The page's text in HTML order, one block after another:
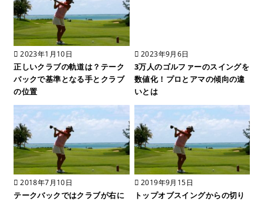
2023年1月10日
正しいクラブの軌道は？テーク
バックで基準となる手とクラブ
の位置
2023年9月6日
3万人のゴルファーのスイングを
数値化！プロとアマの傾向の違
いとは
2018年7月10日
テークバックではクラブが右に
2019年9月15日
トップオブスイングからの切り